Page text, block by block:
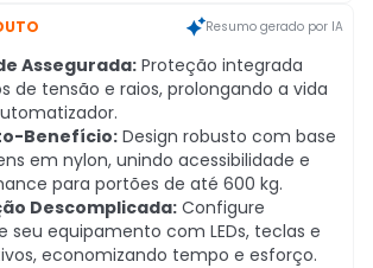
Resumo gerado por IA
Assegurada: Proteção integrada
de tensão e raios, prolongando a vida
Benefício:Design robusto com base
em nylon, unindo acessibilidade e
para portões de até 600 kg.
Descomplicada:Configure
seu equipamento com LEDs, teclas e
economizando tempo e esforço.